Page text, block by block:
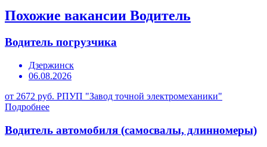
Похожие вакансии Водитель
Водитель погрузчика
Дзержинск
06.08.2026
от 2672 руб. РПУП "Завод точной электромеханики"
Подробнее
Водитель автомобиля (самосвалы, длинномеры)